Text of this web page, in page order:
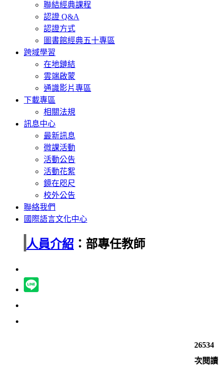
聯結經典課程
認證 Q&A
認證方式
圖書館經典五十專區
跨域學習
在地鏈結
雲端啟蒙
通識影片專區
下載專區
相關法規
訊息中心
最新訊息
微課活動
活動公告
活動花絮
鏡在咫尺
校外公告
聯絡我們
國際語言文化中心
人員介紹 ：部專任教師
26534
次閱讀